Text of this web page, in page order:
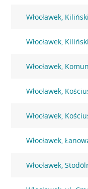
Włocławek,
Włocławek,
Włocławek,
Włocławek,
Włocławek,
Włocławek,
Włocławek,